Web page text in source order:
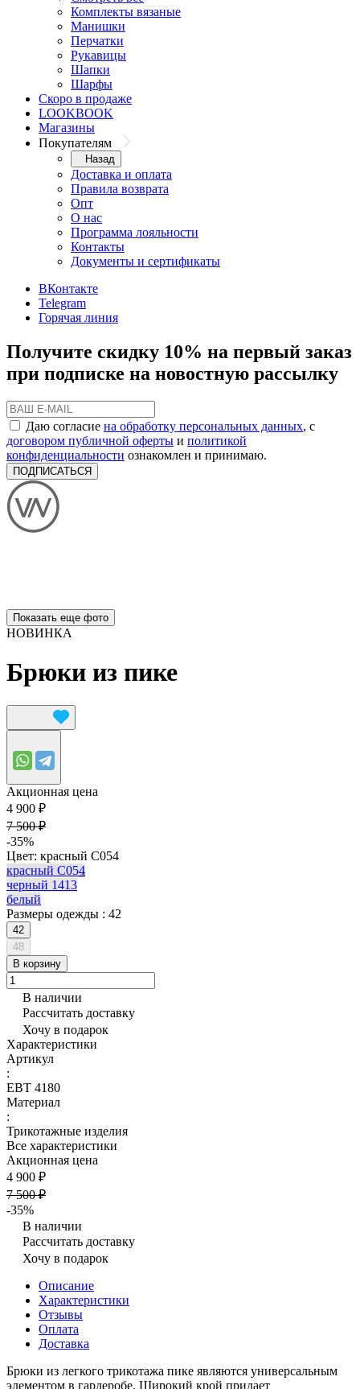
Комплекты вязаные
Манишки
Перчатки
Рукавицы
Шапки
Шарфы
Скоро в продаже
LOOKBOOK
Магазины
Покупателям
Назад
Доставка и оплата
Правила возврата
Опт
О нас
Программа лояльности
Контакты
Документы и сертификаты
ВКонтакте
Telegram
Горячая линия
Получите скидку 10% на первый заказ
при подписке на новостную рассылку
Даю согласие на обработку персональных данных, с
договором публичной оферты и политикой
конфиденциальности ознакомлен и принимаю.
ПОДПИСАТЬСЯ
Показать еще фото
НОВИНКА
Брюки из пике
Акционная цена
4 900 ₽
7 500 ₽
-35%
Цвет: красный С054
красный С054
черный 1413
белый
Размеры одежды : 42
42
48
В корзину
В наличии
Рассчитать доставку
Хочу в подарок
Характеристики
Артикул
:
ЕВТ 4180
Материал
:
Трикотажные изделия
Все характеристики
Акционная цена
4 900 ₽
7 500 ₽
-35%
В наличии
Рассчитать доставку
Хочу в подарок
Описание
Характеристики
Отзывы
Оплата
Доставка
Брюки из легкого трикотажа пике являются универсальным
элементом в гардеробе. Широкий крой придает